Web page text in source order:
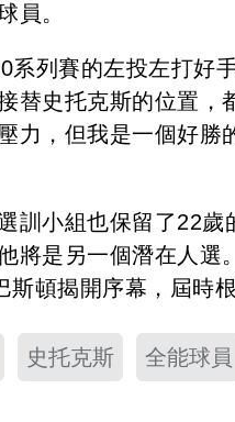
員。
系列賽的左投左打好
替史托克斯的位置
力，但我是一個好
訓小組也保留了22
將是另一個潛在人
頓揭開序幕，屆時
史托克斯 全能球員